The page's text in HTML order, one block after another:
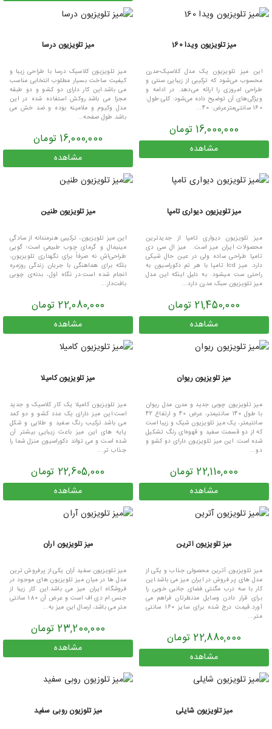
میز تلویزیون ویدا 160
این میز تلویزیون یک مدل کلاسیک-مدرن
محسوب می‌شود که ترکیبی از زیبایی سنتی و
طراحی امروزی را ارائه می‌دهد. در ادامه و
ویژگی‌های آن توضیح داده می‌شود: کلی:طول:
160 سانتی‌مترعرض: 40...
16,000,000 تومان
مشاهده
میز تلویزیون درسا
میز تلویزیون کلاسیک درسا با طراحی زیبا و
کیفیت ساخت بسیار مطلوب انتخابی مناسب
می باشد.این کار دارای دو کشو و دو طبقه
مجزا می باشد.روکش استفاده شده در این
مدل وکیوم و ملامینه بوده و ضد خش می
باشد.طول صفحه...
16,000,000 تومان
مشاهده
میز تلویزیون دیواری تامپا
میز تلویزیون دیواری تامپا از جدیدترین
محصولات ایران میز است. میز ال سی دی
تامپا طراحی ساده ولی در عین حال شیکی
دارد. میز lcd تامپا با هر تم دکوراسیون به
راحتی ست میشود. به دلیل اینکه این مدل
میز تلویزیون سبک مدرن دارد...
21,450,000 تومان
مشاهده
میز تلویزیون طنین
این میز تلویزیون، ترکیبی هنرمندانه از سادگی
مینیمال و گرمای چوب طبیعی است؛ گویی
طراحی‌اش نه صرفاً برای نگهداری تلویزیون،
بلکه برای هماهنگی با جریان زندگی روزمره
انجام شده است.در نگاه اول، بدنه‌ی چوبی
بافت‌دار...
22,080,000 تومان
مشاهده
میز تلویزیون ریوان
میز تلویزیون چوبی جدید و مدرن مدل ریوان
با طول 140 سانتیمتر، عرض 40 و ارتفاع 42
سانتیمتر، یک میز تلویزیون شیک و زیبا است
که از دو قسمت سفید و قهوه‌ای رنگ تشکیل
شده است. این میز تلویزیون دارای دو کشو و
دو...
22,110,000 تومان
مشاهده
میز تلویزیون کامیلا
میز تلویزیون کامیلا یک کار کلاسیک و جدید
است.این میز دارای یک عدد کشو و دو کمد
می باشد.ترکیب رنگ سفید و طلایی و شکل
پایه های این میز باعث زیبایی بیشتر آن
شده است و می تواند دکوراسیون منزل شما را
جذاب تر...
22,605,000 تومان
مشاهده
میز تلویزیون آترین
میز تلویزیون آترین محصولی جذاب و یکی از
مدل های پر فروش در ایران میز می باشد.این
کار با سه درب مگنتی فضای جانبی خوبی را
برای قرار دادن وسایل مدنظرتان فراهم می
آورد.قیمت درج شده برای سایز 160 سانتی
متر...
22,880,000 تومان
مشاهده
میز تلویزیون آران
میز تلویزیون سفید آران یکی از پرفروش ترین
مدل ها در میان میز تلویزیون های موجود در
فروشگاه ایران میز می باشد.این کار زیبا از
جنس ام دی اف است و عرض آن 180 سانتی
متر می باشد، ارسال این میز به...
23,200,000 تومان
مشاهده
میز تلویزیون شایلی میز تلوزیون روبی سفید